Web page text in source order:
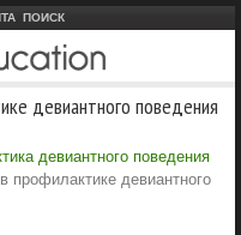
ПОИСК
девиантного поведения
девиантного поведения
профилактике девиантного